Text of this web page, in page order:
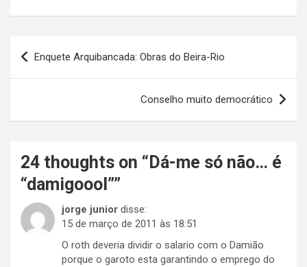
Navegação
de
Enquete Arquibancada: Obras do Beira-Rio
Conselho muito democrático
24 thoughts on “ Dá-me só não… é
“damigoool””
jorge junior disse:
15 de março de 2011 às 18:51
O roth deveria dividir o salario com o Damião
porque o garoto esta garantindo o emprego do